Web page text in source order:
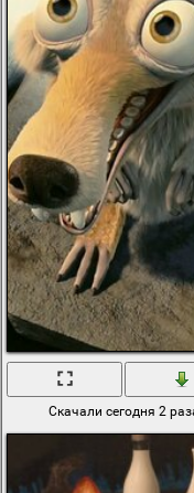
Скачали сегодня 2